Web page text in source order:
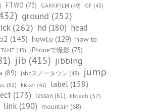
FTWO (73) GAKKIFILM (49) GF (43)
ground (252)
(262) hd(180) head
(145) howto (129) how to
(43) iPhoneで撮影 (75)
jib (415) jibbing
(89) jsbcスノータウン (48)
jump
(52) kicker (42) label (158)
(173) lesson (61) libtech (57)
link (190) mountain (68)